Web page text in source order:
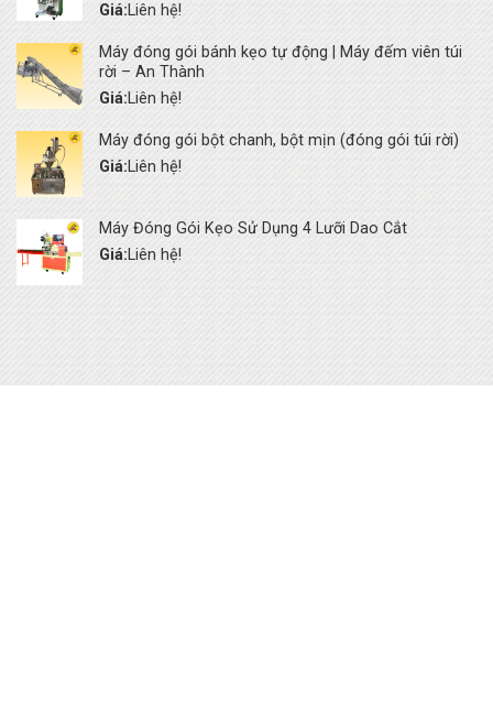
Giá:Liên hệ!
Máy đóng gói bánh kẹo tự động | Máy đếm viên túi
rời – An Thành
Giá:Liên hệ!
Máy đóng gói bột chanh, bột mịn (đóng gói túi rời)
Giá:Liên hệ!
Máy Đóng Gói Kẹo Sử Dụng 4 Lưỡi Dao Cắt
Giá:Liên hệ!